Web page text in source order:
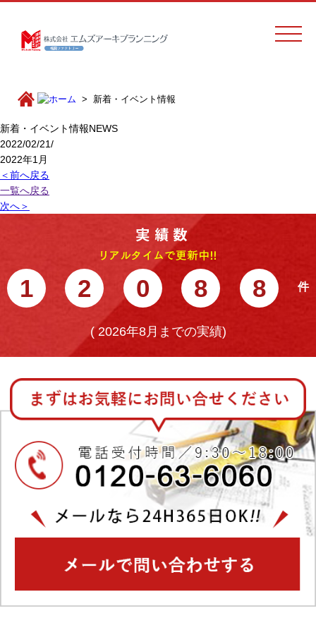
新着・イベント情報
新着・イベント情報NEWS
2022/02/21/
2022年1月
＜前へ戻る
一覧へ戻る
次へ＞
1 2 0 8 8
(2026年8月までの実績)